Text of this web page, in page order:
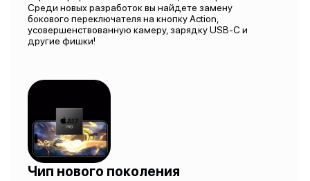
Среди новых разработок вы найдете замену
бокового переключателя на кнопку Action,
усовершенствованную камеру, зарядку USB-C и
другие фишки!
Чип нового поколения